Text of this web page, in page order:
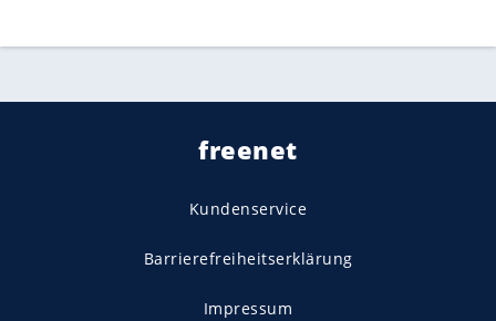
freenet
Kundenservice
Barrierefreiheitserklärung
Impressum